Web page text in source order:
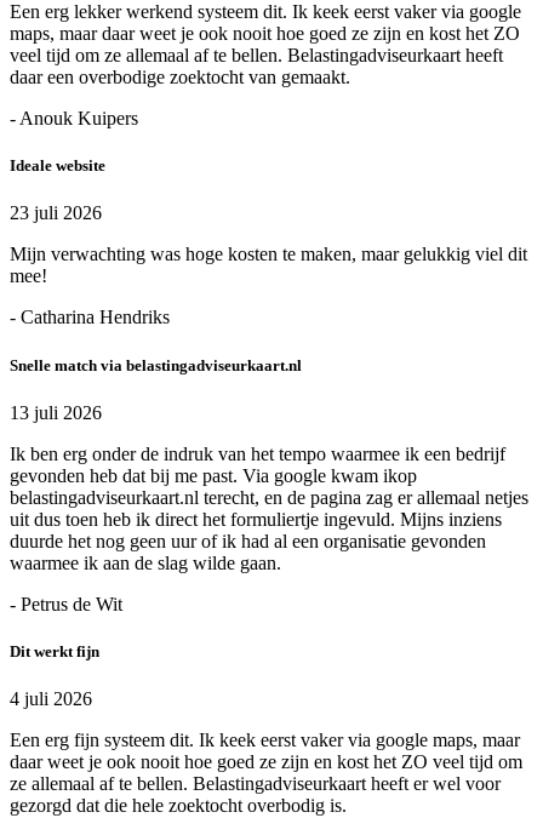
Een erg lekker werkend systeem dit. Ik keek eerst vaker via google
maps, maar daar weet je ook nooit hoe goed ze zijn en kost het ZO
veel tijd om ze allemaal af te bellen. Belastingadviseurkaart heeft
daar een overbodige zoektocht van gemaakt.
- Anouk Kuipers
Ideale website
23 juli 2026
Mijn verwachting was hoge kosten te maken, maar gelukkig viel dit
mee!
- Catharina Hendriks
Snelle match via belastingadviseurkaart.nl
13 juli 2026
Ik ben erg onder de indruk van het tempo waarmee ik een bedrijf
gevonden heb dat bij me past. Via google kwam ikop
belastingadviseurkaart.nl terecht, en de pagina zag er allemaal netjes
uit dus toen heb ik direct het formuliertje ingevuld. Mijns inziens
duurde het nog geen uur of ik had al een organisatie gevonden
waarmee ik aan de slag wilde gaan.
- Petrus de Wit
Dit werkt fijn
4 juli 2026
Een erg fijn systeem dit. Ik keek eerst vaker via google maps, maar
daar weet je ook nooit hoe goed ze zijn en kost het ZO veel tijd om
ze allemaal af te bellen. Belastingadviseurkaart heeft er wel voor
gezorgd dat die hele zoektocht overbodig is.